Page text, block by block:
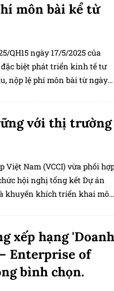
môn bài kể từ
QH15 ngày 17/5/2025 của
đặc biệt phát triển kinh tế tư
nộp lệ phí môn bài từ ngày
với thị trường
Việt Nam (VCCI) vừa phối
hội nghị tổng kết Dự án
khuyến khích triển khai mô
xếp hạng 'Doanh
Enterprise of
bình chọn.